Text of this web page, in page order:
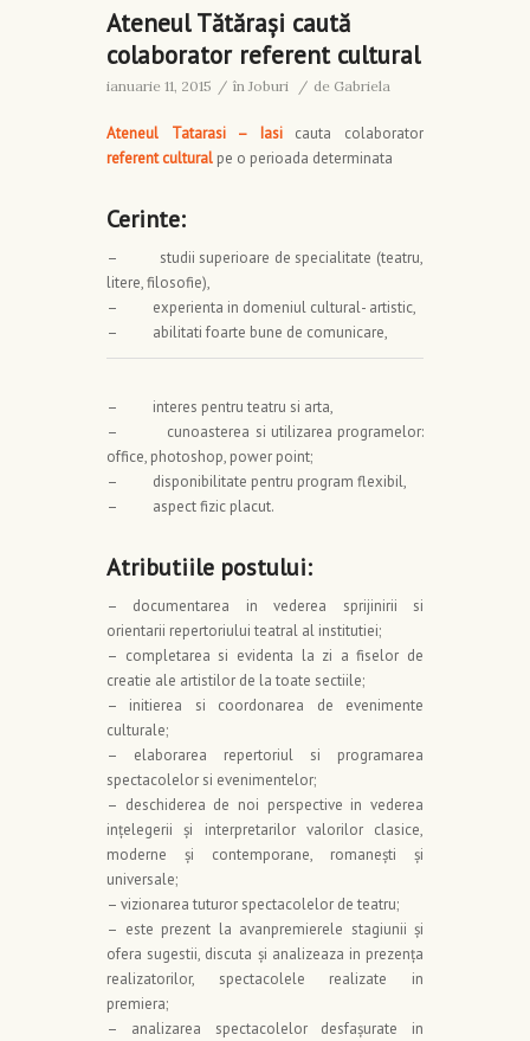
Ateneul Tătăraşi caută
colaborator referent cultural
ianuarie 11, 2015 / în Joburi / de Gabriela
Ateneul Tatarasi – Iasicauta colaborator
referent cultural pe o perioada determinata
Cerinte:
– studii superioare de specialitate (teatru,
litere, filosofie),
– experienta in domeniul cultural- artistic,
– abilitati foarte bune de comunicare,
– interes pentru teatru si arta,
– cunoasterea si utilizarea programelor:
office, photoshop, power point;
– disponibilitate pentru program flexibil,
– aspect fizic placut.
Atributiile postului:
– documentarea in vederea sprijinirii si
orientarii repertoriului teatral al institutiei;
– completarea si evidenta la zi a fiselor de
creatie ale artistilor de la toate sectiile;
– initierea si coordonarea de evenimente
culturale;
– elaborarea repertoriul si programarea
spectacolelor si evenimentelor;
– deschiderea de noi perspective in vederea
inţelegerii şi interpretarilor valorilor clasice,
moderne şi contemporane, romaneşti şi
universale;
– vizionarea tuturor spectacolelor de teatru;
– este prezent la avanpremierele stagiunii şi
ofera sugestii, discuta şi analizeaza in prezenţa
realizatorilor, spectacolele realizate in
premiera;
– analizarea spectacolelor desfaşurate in